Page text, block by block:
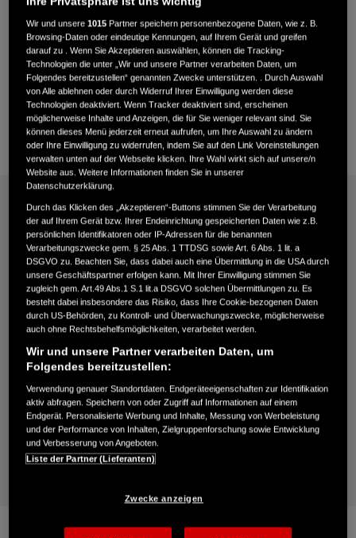
Honda Miimo gewinnt den Red Dot
Design Award 2024!
Honda hat es sich zur Aufgabe gemacht, die Rasenpflege zu
revolutionieren, und unsere neueste Miimo-Reihe ist ein Beweis
für unser Engagement für Innovation und Exzellenz. Unsere
Robotermäher erleichtern Ihnen die Rasenpflege und sorgen
dafür, dass Ihr Rasen das ganze Jahr über in makellosem Zustand
bleibt.
Die neuen Miimos sind vollgepackt mit einer Reihe von Funktionen
und modernster Technologie, die Ihnen eine verbesserte
Schnittleistung und intelligentes Mähen ermöglichen. Das Design
des neuen Miimo zeichnet sich durch seine futuristische Ästhetik
aus und das kompakte Design ermöglicht es ihm, mühelos durch
Ihren Garten zu navigieren - selbst durch engste Räume. Erleben
Sie die Zukunft der Rasenpflege.
Wir und unsere1015 Partner speichern personenbezogene Daten, wie z. B.
Browsing-Daten oder eindeutige Kennungen, auf Ihrem Gerät und greifen
darauf zu . Wenn Sie Akzeptieren auswählen, können die Tracking-
Technologien die unter „Wir und unsere Partner verarbeiten Daten, um
Folgendes bereitzustellen“ genannten Zwecke unterstützen. . Durch Auswahl
von Alle ablehnen oder durch Widerruf Ihrer Einwilligung werden diese
Technologien deaktiviert. Wenn Tracker deaktiviert sind, erscheinen
möglicherweise Inhalte und Anzeigen, die für Sie weniger relevant sind. Sie
können dieses Menü jederzeit erneut aufrufen, um Ihre Auswahl zu ändern
oder Ihre Einwilligung zu widerrufen, indem Sie auf den Link Voreinstellungen
verwalten unten auf der Webseite klicken. Ihre Wahl wirkt sich auf unsere/n
Website aus. Weitere Informationen finden Sie in unserer
Datenschutzerklärung.
Durch das Klicken des „Akzeptieren“-Buttons stimmen Sie der Verarbeitung
der auf Ihrem Gerät bzw. Ihrer Endeinrichtung gespeicherten Daten wie z.B.
persönlichen Identifikatoren oder IP-Adressen für die benannten
Verarbeitungszwecke gem. § 25 Abs. 1 TTDSG sowie Art. 6 Abs. 1 lit. a
DSGVO zu. Beachten Sie, dass dabei auch eine Übermittlung in die USA durch
unsere Geschäftspartner erfolgen kann. Mit Ihrer Einwilligung stimmen Sie
zugleich gem. Art.49 Abs.1 S.1 lit.a DSGVO solchen Übermittlungen zu. Es
besteht dabei insbesondere das Risiko, dass Ihre Cookie-bezogenen Daten
durch US-Behörden, zu Kontroll- und Überwachungszwecke, möglicherweise
auch ohne Rechtsbehelfsmöglichkeiten, verarbeitet werden.
Wir und unsere Partner verarbeiten Daten, um
Folgendes bereitzustellen:
Verwendung genauer Standortdaten. Endgeräteeigenschaften zur Identifikation
aktiv abfragen. Speichern von oder Zugriff auf Informationen auf einem
Endgerät. Personalisierte Werbung und Inhalte, Messung von Werbeleistung
und der Performance von Inhalten, Zielgruppenforschung sowie Entwicklung
und Verbesserung von Angeboten.
Liste der Partner (Lieferanten)
Zwecke anzeigen